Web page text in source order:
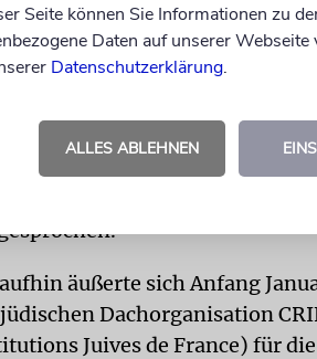
erklärte Bin-Noun.
des Revisionsgerichts von
für illegal erklärt.
vor einigen Monaten
im Stadtrat von
äußerte sich Anfang
Dachorganisation
Juives de France) für
Seite können Sie Informationen zu
Daten auf unserer
Datenschutzerklärung.
ALLES ABLEHNEN